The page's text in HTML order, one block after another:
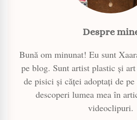
Despre
Bună om minunat! Eu sunt
pe blog. Sunt artist plastic și
de pisici și căței adoptați de
descoperi lumea mea în
videoclipuri.